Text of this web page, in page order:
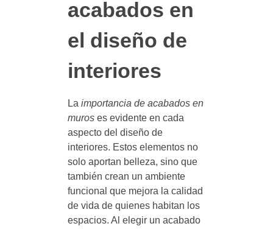
acabados en
el diseño de
interiores
La importancia de acabados en
muroses evidente en cada
aspecto del diseño de
interiores. Estos elementos no
solo aportan belleza, sino que
también crean un ambiente
funcional que mejora la calidad
de vida de quienes habitan los
espacios. Al elegir un acabado